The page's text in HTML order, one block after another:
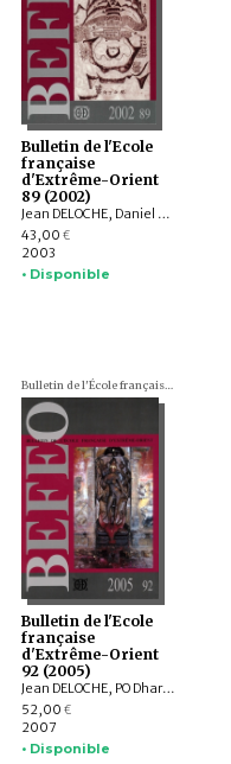
Bulletin de l'Ecole
française
d'Extrême-Orient
89 (2002)
Jean DELOCHE, Daniel PERRET, POU Saveros, Michela BUSSOTTI, Jean-Pierre DREGE, Louis GABAUDE, Élisabeth CHABANOL, Bérénice BELLINA, Gerdi GERSCHHEIMER, Eric TROMBERT, Lucille CHIA, Christian CULAS, Marcelle SAINDON, Marie LECOMTE-TILOUINE, NGUYỄN THẾ ANH, Sylvain VOGEL, Robert E. HEGEL, Heddy SURACHMAN, Sandrine CHENIVESSE
43,00 €
2003
• Disponible
Bulletin de l'École française d'Extrême-Orient (BEFEO)
Bulletin de l'Ecole
française
d'Extrême-Orient
92 (2005)
Jean DELOCHE, PO Dharma, Philippe LE FAILLER, MAK Phoeun, Christophe POTTIER, Claudine SALMON , Pierre LACHAIER, Michela BUSSOTTI, Olivier de BERNON, Pierre PICHARD, Valérie GILLET, Fabienne JAGOU, Charlotte SCHMID, Emmanuel FRANCIS-GONZE, Frédéric GIRARD, Louis GABAUDE, Pascal ROYERE, Bérénice BELLINA, Praon Silapanth, David A. PALMER, Alain ARRAULT, François VOEGELI, André COUTURE, Yannick BRUNETON, Rodolfo LUJAN-LUNSFORD, Dan PENNY, Matti KUMMU, Roland FLETCHER, Ugo ZOPPI, Mike BARBETTI, TOUS Somaneath
52,00 €
2007
• Disponible